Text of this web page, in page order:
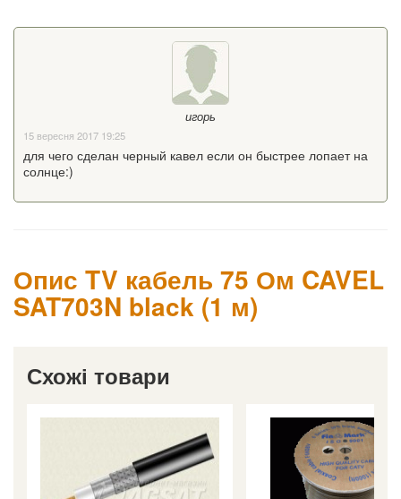
игорь
15 вересня 2017 19:25
для чего сделан черный кавел если он быстрее лопает на
солнце:)
Опис TV кабель 75 Ом CAVEL
SAT703N black (1 м)
Схожі товари